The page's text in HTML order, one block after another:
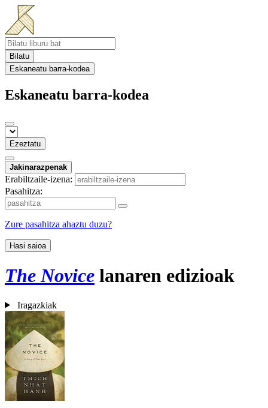
Bilatu
Eskaneatu barra-kodea
Eskaneatu barra-kodea
Ezeztatu
Jakinarazpenak
Erabiltzaile-izena:
Pasahitza:
Zure pasahitza ahaztu duzu?
Hasi saioa
The Novice lanaren edizioak
Iragazkiak